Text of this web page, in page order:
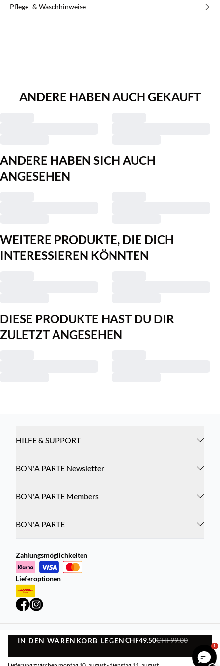
IN DEN WARENKORB LEGENCHF49.50CHF99.00
IN DEN WARENKORB LEGEN
Pflege- & Waschhinweise
ANDERE HABEN AUCH GEKAUFT
ANDERE HABEN SICH AUCH
ANGESEHEN
WEITERE PRODUKTE, DIE DICH
INTERESSIEREN KÖNNTEN
DIESE PRODUKTE HAST DU DIR
ZULETZT ANGESEHEN
HILFE & SUPPORT
BON'A PARTE Newsletter
BON'A PARTE Members
BON'A PARTE
Zahlungsmöglichkeiten
Lieferoptionen
Datenschutzrichtlinie Geschäftsbedingungen
©DK Company Online AG2026
1